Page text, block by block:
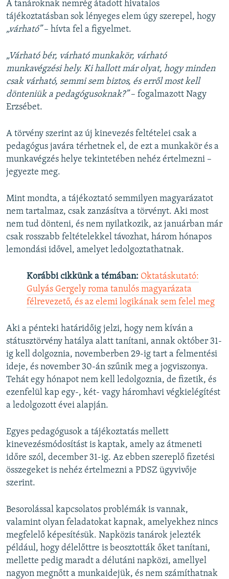
A tanároknak nemrég átadott hivatalos
tájékoztatásban sok lényeges elem úgy szerepel, hogy
„várható”– hívta fel a figyelmet.
„Várható bér, várható munkakör, várható
munkavégzési hely. Ki hallott már olyat, hogy minden
csak várható, semmi sem biztos, és erről most kell
dönteniük a pedagógusoknak?”– fogalmazott Nagy
Erzsébet.
A törvény szerint az új kinevezés feltételei csak a
pedagógus javára térhetnek el, de ezt a munkakör és a
munkavégzés helye tekintetében nehéz értelmezni –
jegyezte meg.
Mint mondta, a tájékoztató semmilyen magyarázatot
nem tartalmaz, csak zanzásítva a törvényt. Aki most
nem tud dönteni, és nem nyilatkozik, az januárban már
csak rosszabb feltételekkel távozhat, három hónapos
lemondási idővel, amelyet ledolgoztathatnak.
Korábbi cikkünk a témában: Oktatáskutató:
Gulyás Gergely roma tanulós magyarázata
félrevezető, és az elemi logikának sem felel meg
Aki a pénteki határidőig jelzi, hogy nem kíván a
státusztörvény hatálya alatt tanítani, annak október 31-
ig kell dolgoznia, novemberben 29-ig tart a felmentési
ideje, és november 30-án szűnik meg a jogviszonya.
Tehát egy hónapot nem kell ledolgoznia, de fizetik, és
ezenfelül kap egy-, két- vagy háromhavi végkielégítést
a ledolgozott évei alapján.
Egyes pedagógusok a tájékoztatás mellett
kinevezésmódosítást is kaptak, amely az átmeneti
időre szól, december 31-ig. Az ebben szereplő fizetési
összegeket is nehéz értelmezni a PDSZ ügyvivője
szerint.
Besorolással kapcsolatos problémák is vannak,
valamint olyan feladatokat kapnak, amelyekhez nincs
megfelelő képesítésük. Napközis tanárok jelezték
például, hogy délelőttre is beosztották őket tanítani,
mellette pedig maradt a délutáni napközi, amellyel
nagyon megnőtt a munkaidejük, és nem számíthatnak